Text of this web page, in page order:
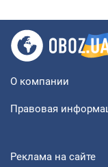
О компании
Правовая
Реклама на сайте